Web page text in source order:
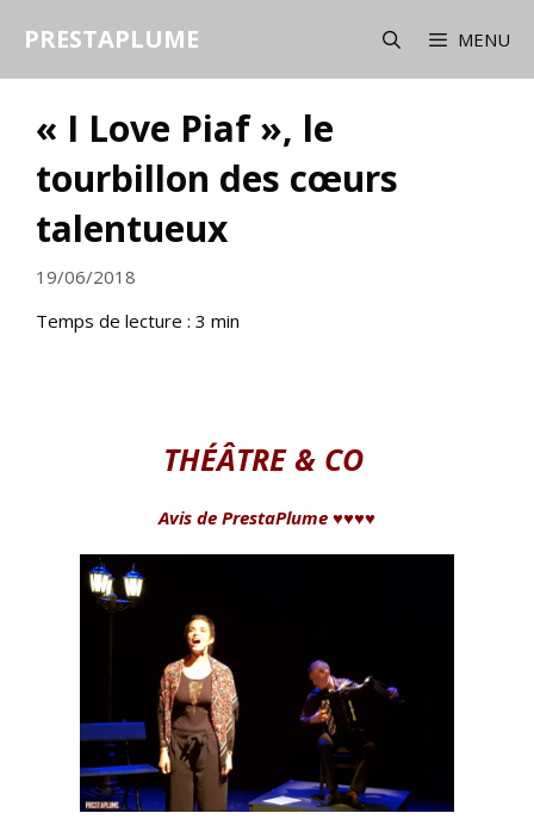
PRESTAPLUME MENU
« I Love Piaf », le
tourbillon des cœurs
talentueux
19/06/2018
Temps de lecture : 3 min
THÉÂTRE & CO
Avis de PrestaPlume ♥♥♥♥